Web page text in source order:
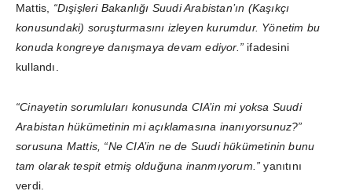
Mattis, “Dışişleri Bakanlığı Suudi Arabistan’ın (Kaşıkçı
konusundaki) soruşturmasını izleyen kurumdur. Yönetim bu
konuda kongreye danışmaya devam ediyor.” ifadesini
kullandı.
“Cinayetin sorumluları konusunda CIA’in mi yoksa Suudi
Arabistan hükümetinin mi açıklamasına inanıyorsunuz?”
sorusuna Mattis, “Ne CIA’in ne de Suudi hükümetinin bunu
tam olarak tespit etmiş olduğuna inanmıyorum.” yanıtını
verdi.